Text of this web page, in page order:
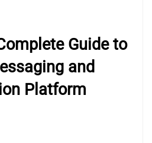
Guide to
and
Platform